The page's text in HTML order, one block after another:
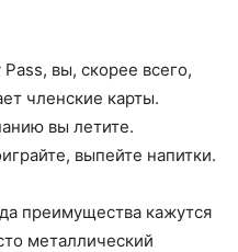
вы, скорее всего,
членские карты.
вы летите.
выпейте напитки.
преимущества кажутся
металлический